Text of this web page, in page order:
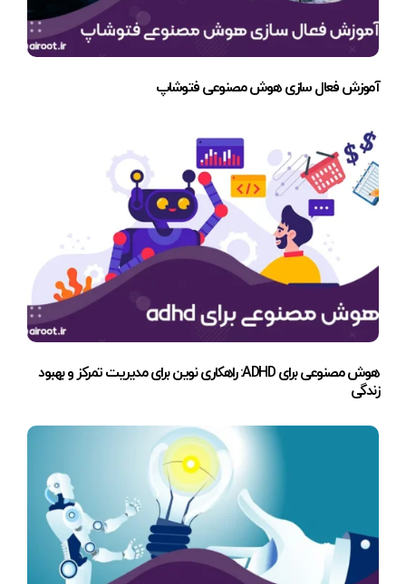
آموزش فعال سازی هوش مصنوعی فتوشاپ
هوش مصنوعی برای ADHD: راهکاری نوین برای مدیریت تمرکز و بهبود
زندگی